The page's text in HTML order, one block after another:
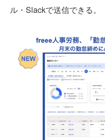
ル・Slackで送信できる。